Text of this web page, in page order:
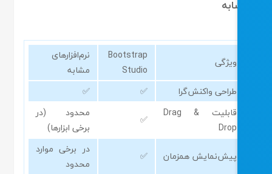
Bootstrap
نرم‌افزارهای
مشابه
طراحی واکنش‌گرا
✅
قابلیت Drag &
✅
محدود (در
برخی ابزارها)
پیش‌نمایش همزمان
✅
در برخی موارد